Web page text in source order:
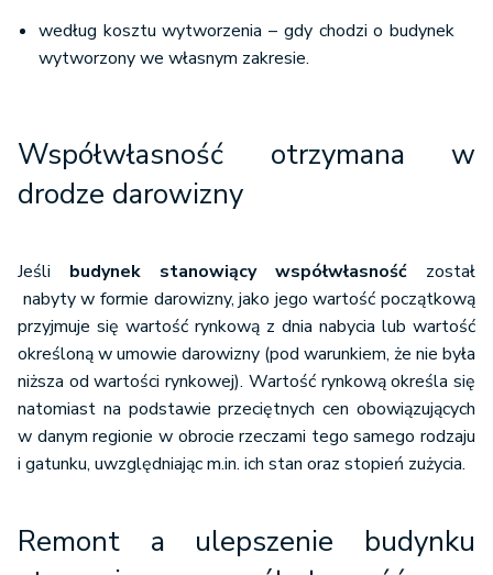
według kosztu wytworzenia – gdy chodzi o budynek
wytworzony we własnym zakresie.
Współwłasność otrzymana w
drodze darowizny
Jeśli budynek stanowiący współwłasność został
nabyty w formie darowizny, jako jego wartość początkową
przyjmuje się wartość rynkową z dnia nabycia lub wartość
określoną w umowie darowizny (pod warunkiem, że nie była
niższa od wartości rynkowej). Wartość rynkową określa się
natomiast na podstawie przeciętnych cen obowiązujących
w danym regionie w obrocie rzeczami tego samego rodzaju
i gatunku, uwzględniając m.in. ich stan oraz stopień zużycia.
Remont a ulepszenie budynku